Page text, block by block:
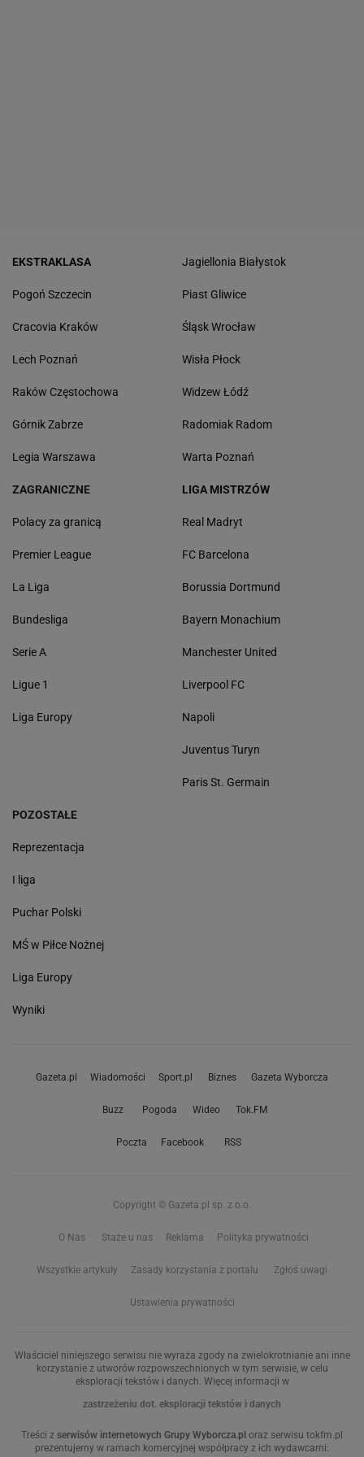
EKSTRAKLASA
Pogoń Szczecin
Cracovia Kraków
Lech Poznań
Raków Częstochowa
Górnik Zabrze
Legia Warszawa
Jagiellonia Białystok
Piast Gliwice
Śląsk Wrocław
Wisła Płock
Widzew Łódź
Radomiak Radom
Warta Poznań
ZAGRANICZNE
Polacy za granicą
Premier League
La Liga
Bundesliga
Serie A
Ligue 1
Liga Europy
LIGA MISTRZÓW
Real Madryt
FC Barcelona
Borussia Dortmund
Bayern Monachium
Manchester United
Liverpool FC
Napoli
Juventus Turyn
Paris St. Germain
POZOSTAŁE
Reprezentacja
I liga
Puchar Polski
MŚ w Piłce Nożnej
Liga Europy
Wyniki
Gazeta.pl Wiadomości Sport.pl Biznes Gazeta Wyborcza
Buzz Pogoda Wideo Tok.FM
Poczta Facebook RSS
Copyright © Gazeta.pl sp. z o.o.
O Nas Staże u nas Reklama Polityka prywatności
Wszystkie artykuły Zasady korzystania z portalu Zgłoś uwagi
Ustawienia prywatności
Właściciel niniejszego serwisu nie wyraża zgody na zwielokrotnianie ani inne
korzystanie z utworów rozpowszechnionych w tym serwisie, w celu
eksploracji tekstów i danych. Więcej informacji w
zastrzeżeniu dot. eksploracji tekstów i danych
Treści z serwisów internetowych Grupy Wyborcza.pl oraz serwisu tokfm.pl
prezentujemy w ramach komercyjnej współpracy z ich wydawcami: